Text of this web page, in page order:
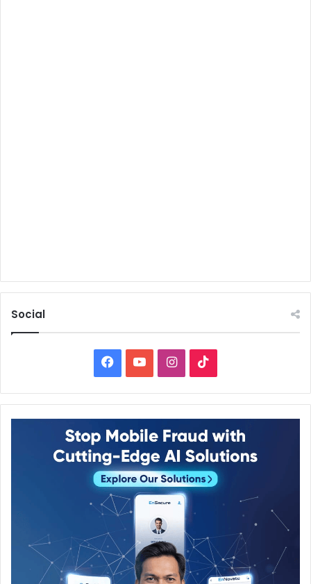
Social
Facebook
YouTubeInstagram